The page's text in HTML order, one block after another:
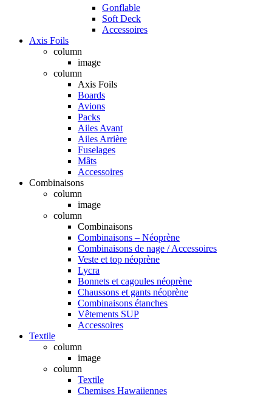
Gonflable
Soft Deck
Accessoires
Axis Foils
column
image
column
Axis Foils
Boards
Avions
Packs
Ailes Avant
Ailes Arrière
Fuselages
Mâts
Accessoires
Combinaisons
column
image
column
Combinaisons
Combinaisons – Néoprène
Combinaisons de nage / Accessoires
Veste et top néoprène
Lycra
Bonnets et cagoules néoprène
Chaussons et gants néoprène
Combinaisons étanches
Vêtements SUP
Accessoires
Textile
column
image
column
Textile
Chemises Hawaiiennes